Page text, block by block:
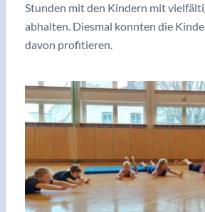
Stunden mit den Kindern mit
abhalten. Diesmal konnten die
davon profitieren.